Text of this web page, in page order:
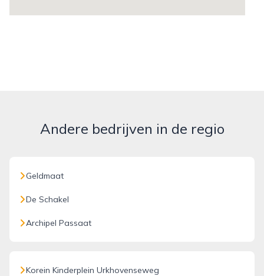
Andere bedrijven in de regio
Geldmaat
De Schakel
Archipel Passaat
Korein Kinderplein Urkhovenseweg